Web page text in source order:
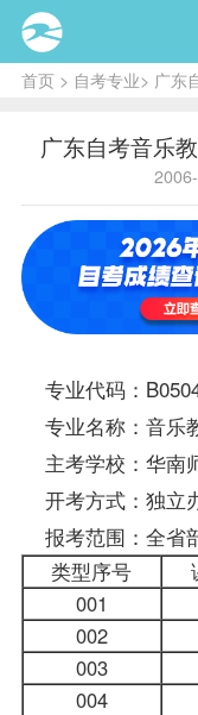
首页> 自考专业> 广东
广东自考音乐
专业代码：
专业名称：音乐
主考学校：华南
开考方式：独立
报考范围：全省
类型序号
001
002
003
004